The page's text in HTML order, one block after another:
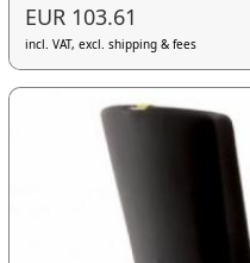
EUR 103.61
incl. VAT, excl. shipping & fees